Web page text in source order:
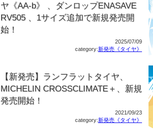
ヤ《AA-b》 、ダンロップENASAVE
RV505 、1サイズ追加で新規発売開
始！
2025/07/09
category:新発売《タイヤ》
【新発売】ランフラットタイヤ、
MICHELIN CROSSCLIMATE＋、新規
発売開始！
2021/09/23
category:新発売《タイヤ》